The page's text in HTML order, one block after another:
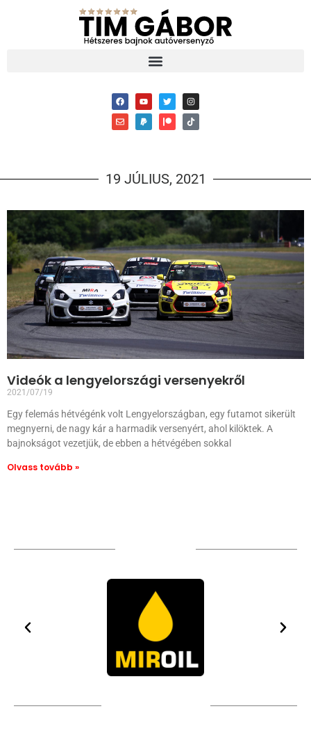
19 JÚLIUS, 2021
Videók a lengyelországi versenyekről
2021/07/19
Egy felemás hétvégénk volt Lengyelországban, egy futamot sikerült
megnyerni, de nagy kár a harmadik versenyért, ahol kilöktek. A
bajnokságot vezetjük, de ebben a hétvégében sokkal
Olvass tovább »